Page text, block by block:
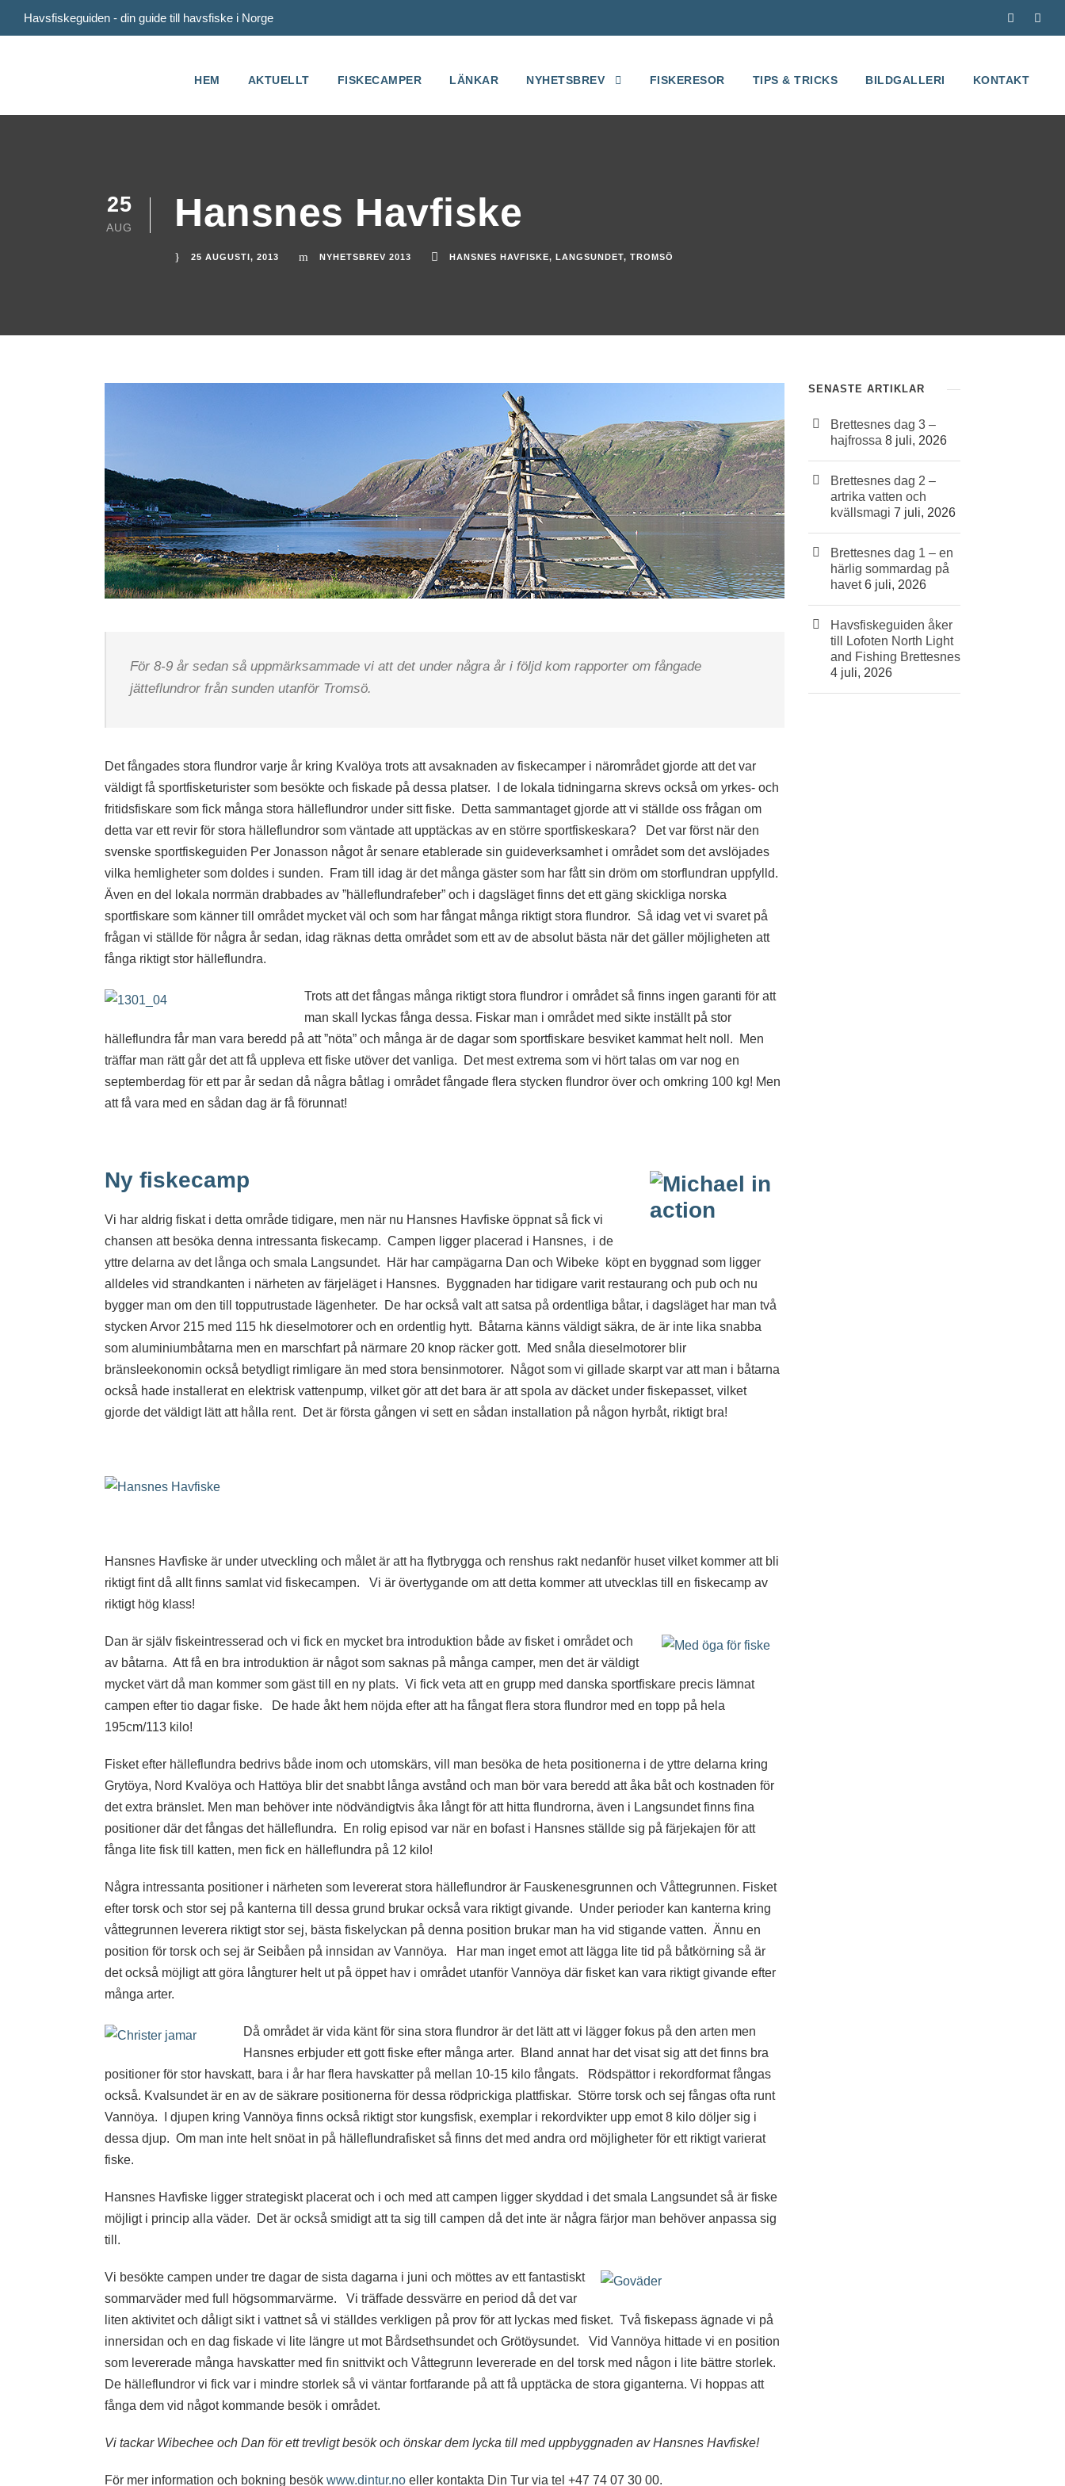
Havsfiskeguiden - din guide till havsfiske i Norge
HEM AKTUELLT FISKECAMPER LÄNKAR NYHETSBREV FISKERESOR TIPS & TRICKS BILDGALLERI KONTAKT
25
AUG Hansnes Havfiske
25 AUGUSTI, 2013 NYHETSBREV 2013 HANSNES HAVFISKE, LANGSUNDET, TROMSÖ
För 8-9 år sedan så uppmärksammade vi att det under några år i följd kom rapporter om fångade
jätteflundror från sunden utanför Tromsö.
Det fångades stora flundror varje år kring Kvalöya trots att avsaknaden av fiskecamper i närområdet gjorde att det var
väldigt få sportfisketurister som besökte och fiskade på dessa platser. I de lokala tidningarna skrevs också om yrkes- och
fritidsfiskare som fick många stora hälleflundror under sitt fiske. Detta sammantaget gjorde att vi ställde oss frågan om
detta var ett revir för stora hälleflundror som väntade att upptäckas av en större sportfiskeskara? Det var först när den
svenske sportfiskeguiden Per Jonasson något år senare etablerade sin guideverksamhet i området som det avslöjades
vilka hemligheter som doldes i sunden. Fram till idag är det många gäster som har fått sin dröm om storflundran uppfylld.
Även en del lokala norrmän drabbades av ”hälleflundrafeber” och i dagsläget finns det ett gäng skickliga norska
sportfiskare som känner till området mycket väl och som har fångat många riktigt stora flundror. Så idag vet vi svaret på
frågan vi ställde för några år sedan, idag räknas detta området som ett av de absolut bästa när det gäller möjligheten att
fånga riktigt stor hälleflundra.
Trots att det fångas många riktigt stora flundror i området så finns ingen garanti för att
man skall lyckas fånga dessa. Fiskar man i området med sikte inställt på stor
hälleflundra får man vara beredd på att ”nöta” och många är de dagar som sportfiskare besviket kammat helt noll. Men
träffar man rätt går det att få uppleva ett fiske utöver det vanliga. Det mest extrema som vi hört talas om var nog en
septemberdag för ett par år sedan då några båtlag i området fångade flera stycken flundror över och omkring 100 kg! Men
att få vara med en sådan dag är få förunnat!
Ny fiskecamp
Vi har aldrig fiskat i detta område tidigare, men när nu Hansnes Havfiske öppnat så fick vi
chansen att besöka denna intressanta fiskecamp. Campen ligger placerad i Hansnes, i de
yttre delarna av det långa och smala Langsundet. Här har campägarna Dan och Wibeke köpt en byggnad som ligger
alldeles vid strandkanten i närheten av färjeläget i Hansnes. Byggnaden har tidigare varit restaurang och pub och nu
bygger man om den till topputrustade lägenheter. De har också valt att satsa på ordentliga båtar, i dagsläget har man två
stycken Arvor 215 med 115 hk dieselmotorer och en ordentlig hytt. Båtarna känns väldigt säkra, de är inte lika snabba
som aluminiumbåtarna men en marschfart på närmare 20 knop räcker gott. Med snåla dieselmotorer blir
bränsleekonomin också betydligt rimligare än med stora bensinmotorer. Något som vi gillade skarpt var att man i båtarna
också hade installerat en elektrisk vattenpump, vilket gör att det bara är att spola av däcket under fiskepasset, vilket
gjorde det väldigt lätt att hålla rent. Det är första gången vi sett en sådan installation på någon hyrbåt, riktigt bra!
Hansnes Havfiske är under utveckling och målet är att ha flytbrygga och renshus rakt nedanför huset vilket kommer att bli
riktigt fint då allt finns samlat vid fiskecampen. Vi är övertygande om att detta kommer att utvecklas till en fiskecamp av
riktigt hög klass!
Dan är själv fiskeintresserad och vi fick en mycket bra introduktion både av fisket i området och
av båtarna. Att få en bra introduktion är något som saknas på många camper, men det är väldigt
mycket värt då man kommer som gäst till en ny plats. Vi fick veta att en grupp med danska sportfiskare precis lämnat
campen efter tio dagar fiske. De hade åkt hem nöjda efter att ha fångat flera stora flundror med en topp på hela
195cm/113 kilo!
Fisket efter hälleflundra bedrivs både inom och utomskärs, vill man besöka de heta positionerna i de yttre delarna kring
Grytöya, Nord Kvalöya och Hattöya blir det snabbt långa avstånd och man bör vara beredd att åka båt och kostnaden för
det extra bränslet. Men man behöver inte nödvändigtvis åka långt för att hitta flundrorna, även i Langsundet finns fina
positioner där det fångas det hälleflundra. En rolig episod var när en bofast i Hansnes ställde sig på färjekajen för att
fånga lite fisk till katten, men fick en hälleflundra på 12 kilo!
Några intressanta positioner i närheten som levererat stora hälleflundror är Fauskenesgrunnen och Våttegrunnen. Fisket
efter torsk och stor sej på kanterna till dessa grund brukar också vara riktigt givande. Under perioder kan kanterna kring
våttegrunnen leverera riktigt stor sej, bästa fiskelyckan på denna position brukar man ha vid stigande vatten. Ännu en
position för torsk och sej är Seibåen på innsidan av Vannöya. Har man inget emot att lägga lite tid på båtkörning så är
det också möjligt att göra långturer helt ut på öppet hav i området utanför Vannöya där fisket kan vara riktigt givande efter
många arter.
Då området är vida känt för sina stora flundror är det lätt att vi lägger fokus på den arten men
Hansnes erbjuder ett gott fiske efter många arter. Bland annat har det visat sig att det finns bra
positioner för stor havskatt, bara i år har flera havskatter på mellan 10-15 kilo fångats. Rödspättor i rekordformat fångas
också. Kvalsundet är en av de säkrare positionerna för dessa rödprickiga plattfiskar. Större torsk och sej fångas ofta runt
Vannöya. I djupen kring Vannöya finns också riktigt stor kungsfisk, exemplar i rekordvikter upp emot 8 kilo döljer sig i
dessa djup. Om man inte helt snöat in på hälleflundrafisket så finns det med andra ord möjligheter för ett riktigt varierat
fiske.
Hansnes Havfiske ligger strategiskt placerat och i och med att campen ligger skyddad i det smala Langsundet så är fiske
möjligt i princip alla väder. Det är också smidigt att ta sig till campen då det inte är några färjor man behöver anpassa sig
till.
Vi besökte campen under tre dagar de sista dagarna i juni och möttes av ett fantastiskt
sommarväder med full högsommarvärme. Vi träffade dessvärre en period då det var
liten aktivitet och dåligt sikt i vattnet så vi ställdes verkligen på prov för att lyckas med fisket. Två fiskepass ägnade vi på
innersidan och en dag fiskade vi lite längre ut mot Bårdsethsundet och Grötöysundet. Vid Vannöya hittade vi en position
som levererade många havskatter med fin snittvikt och Våttegrunn levererade en del torsk med någon i lite bättre storlek.
De hälleflundror vi fick var i mindre storlek så vi väntar fortfarande på att få upptäcka de stora giganterna. Vi hoppas att
fånga dem vid något kommande besök i området.
Vi tackar Wibechee och Dan för ett trevligt besök och önskar dem lycka till med uppbyggnaden av Hansnes Havfiske!
För mer information och bokning besök www.dintur.no eller kontakta Din Tur via tel +47 74 07 30 00.
SENASTE ARTIKLAR
Brettesnes dag 3 –
hajfrossa 8 juli, 2026
Brettesnes dag 2 –
artrika vatten och
kvällsmagi 7 juli, 2026
Brettesnes dag 1 – en
härlig sommardag på
havet 6 juli, 2026
Havsfiskeguiden åker
till Lofoten North Light
and Fishing Brettesnes
4 juli, 2026